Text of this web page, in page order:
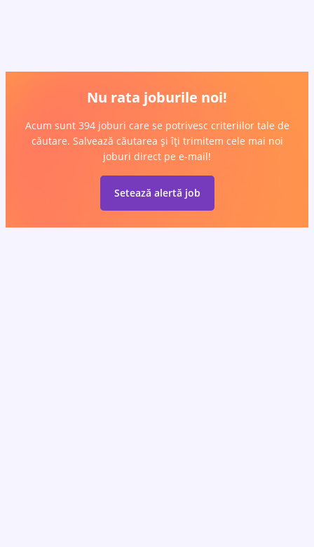
Nu rata joburile noi!
Acum sunt 394 joburi care se potrivesc criteriilor tale de
căutare. Salvează căutarea și îți trimitem cele mai noi
joburi direct pe e-mail!
Setează alertă job